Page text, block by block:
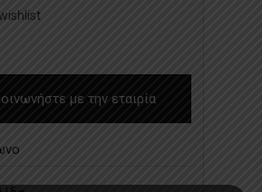
με την εταιρία